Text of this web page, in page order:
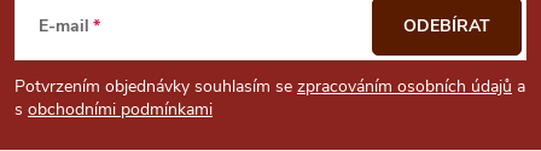
p
E-mail
Potvrzením objednávky souhlasím se zpracováním osobních údajů a
s obchodními podmínkami
ODEBÍRAT